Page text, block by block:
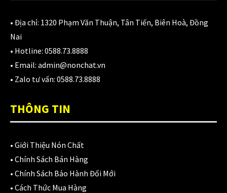
Áo giáp LS2 Garda Air Man
2,890,000₫
Nón Ls2 OF606 Drifter đen xanh
3,900,000₫
CATEGORIES
• Địa chỉ: 1320 Phạm Văn Thuận, Tân Tiến, Biên Hoà, Đồng
Nai
• Hotline: 0588.73.8888
• Email: admin@nonchat.vn
• Zalo tư vấn: 0588.73.8888
THÔNG TIN
• Giới Thiệu Nón Chất
• Chính Sách Bán Hàng
• Chính Sách Bảo Hành Đổi Mới
• Cách Thức Mua Hàng